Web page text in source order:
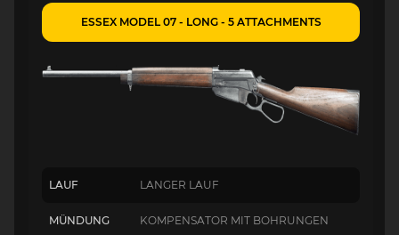
ESSEX MODEL 07 - LONG - 5 ATTACHMENTS
LAUF LANGER LAUF
MÜNDUNG KOMPENSATOR MIT BOHRUNGEN